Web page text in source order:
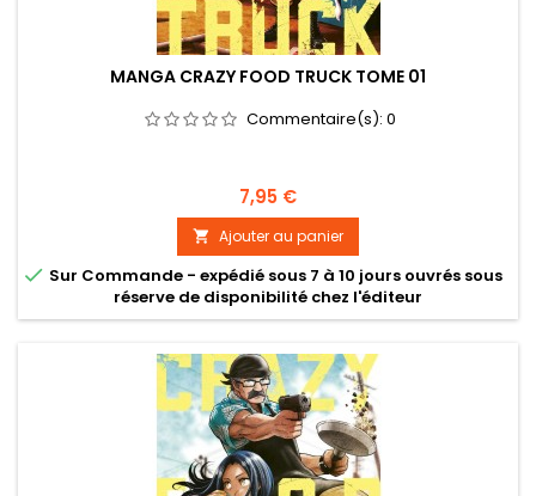
MANGA CRAZY FOOD TRUCK TOME 01
Commentaire(s): 0
Prix
7,95 €
 Ajouter au panier
 Sur Commande - expédié sous 7 à 10 jours ouvrés sous
réserve de disponibilité chez l'éditeur